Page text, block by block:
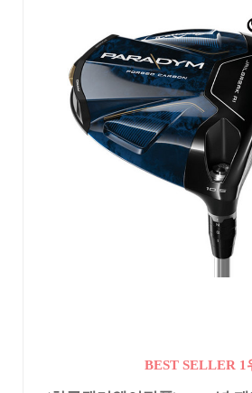
BEST SELLER 1